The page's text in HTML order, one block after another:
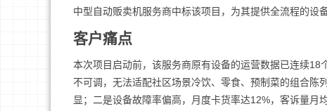
中型自动贩卖机服务商中标该项目，为其提供全流程的设
客户痛点
本次项目启动前，该服务商原有设备的运营数据已连续
不可调，无法适配社区场景冷饮、零食、预制菜的组合
显；二是设备故障率偏高，月度卡货率达12%，客诉量